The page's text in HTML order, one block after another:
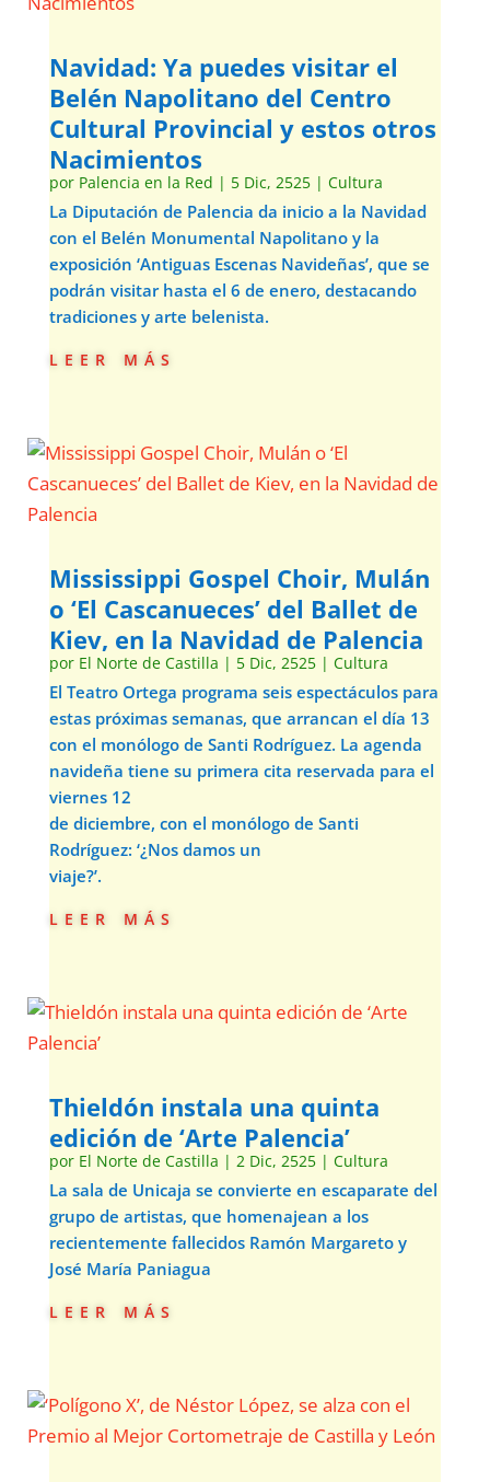
Navidad: Ya puedes visitar el
Belén Napolitano del Centro
Cultural Provincial y estos otros
Nacimientos
por Palencia en la Red | 5 Dic, 2525| Cultura
La Diputación de Palencia da inicio a la Navidad
con el Belén Monumental Napolitano y la
exposición ‘Antiguas Escenas Navideñas’, que se
podrán visitar hasta el 6 de enero, destacando
tradiciones y arte belenista.
leer más
Mississippi Gospel Choir, Mulán
o ‘El Cascanueces’ del Ballet de
Kiev, en la Navidad de Palencia
por El Norte de Castilla | 5 Dic, 2525| Cultura
El Teatro Ortega programa seis espectáculos para
estas próximas semanas, que arrancan el día 13
con el monólogo de Santi Rodríguez. La agenda
navideña tiene su primera cita reservada para el
viernes 12
de diciembre, con el monólogo de Santi
Rodríguez: ‘¿Nos damos un
viaje?’.
leer más
Thieldón instala una quinta
edición de ‘Arte Palencia’
por El Norte de Castilla | 2 Dic, 2525| Cultura
La sala de Unicaja se convierte en escaparate del
grupo de artistas, que homenajean a los
recientemente fallecidos Ramón Margareto y
José María Paniagua
leer más